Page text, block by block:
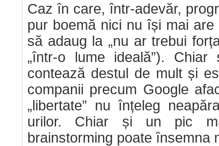
Caz în care, într-adevăr,
pur boemă nici nu își mai
să adaug la „nu ar trebui
„într-o lume ideală”).
contează destul de mult și
companii precum Google
„libertate” nu înțeleg
urilor. Chiar și un pic
brainstorming poate însemna